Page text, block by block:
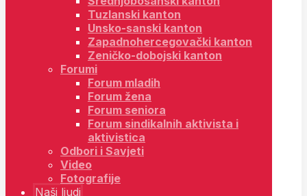
Tuzlanski kanton
Unsko-sanski kanton
Zapadnohercegovački kanton
Zeničko-dobojski kanton
Forumi
Forum mladih
Forum žena
Forum seniora
Forum sindikalnih aktivista i
aktivistica
Odbori i Savjeti
Video
Fotografije
Naši ljudi